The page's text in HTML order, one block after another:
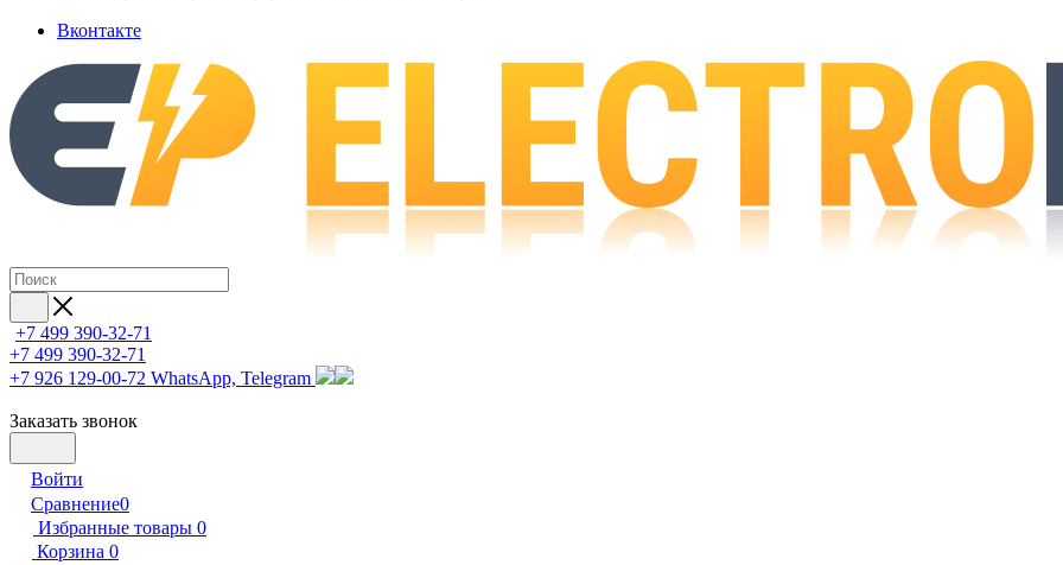
Вконтакте
+7 499 390-32-71
+7 499 390-32-71
+7 926 129-00-72 WhatsApp, Telegram
Заказать звонок
Войти
Сравнение0
Избранные товары 0
Корзина 0